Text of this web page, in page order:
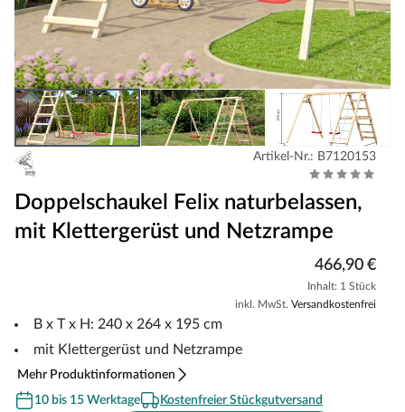
Artikel-Nr.: B7120153
Doppelschaukel Felix naturbelassen,
mit Klettergerüst und Netzrampe
466,90 €
Inhalt: 1 Stück
inkl. MwSt. Versandkostenfrei
B x T x H: 240 x 264 x 195 cm
mit Klettergerüst und Netzrampe
Mehr Produktinformationen
10 bis 15 Werktage
Kostenfreier Stückgutversand